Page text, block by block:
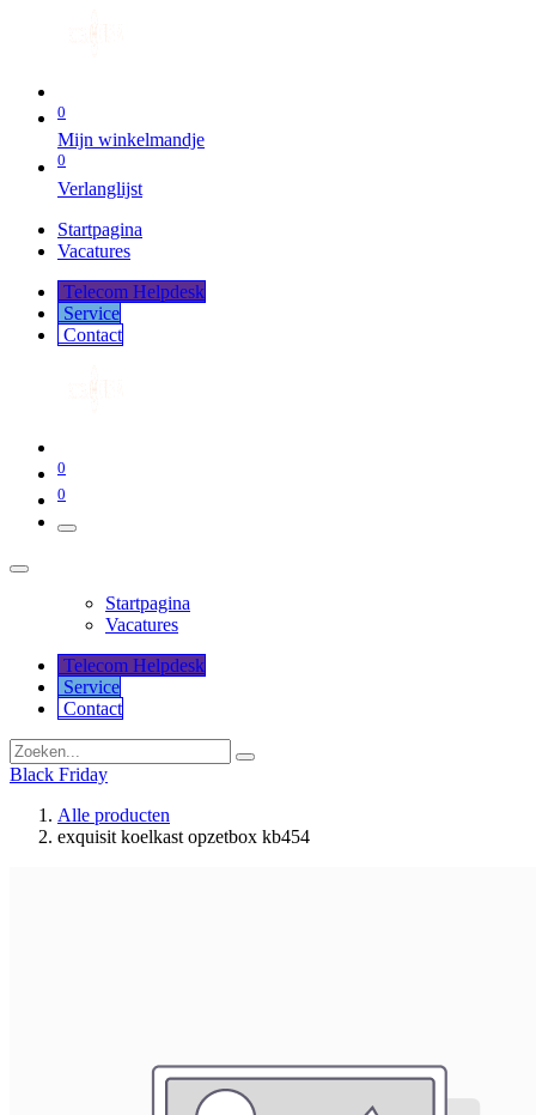
0
Mijn winkelmandje
0
Verlanglijst
Startpagina
Vacatures
Telecom Helpdesk
Service
Co​​​​​​ntact
0
0
Startpagina
Vacatures
Telecom Helpdesk
Service
Co​​​​​​ntact
Black Friday
Alle producten
exquisit koelkast opzetbox kb454